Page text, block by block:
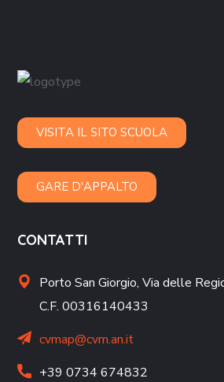
VISITA IL SITO SCUOLA
GARE D'APPALTO
CONTATTI
Porto San Giorgio,Via delle
C.F. 00316140433
cvmap@cvm.an.it
+39 0734 674832